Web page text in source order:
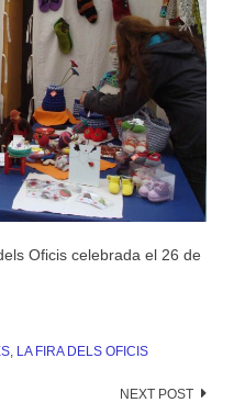
Oficis celebrada el 26 de
, LA FIRA DELS OFICIS
NEXT POST